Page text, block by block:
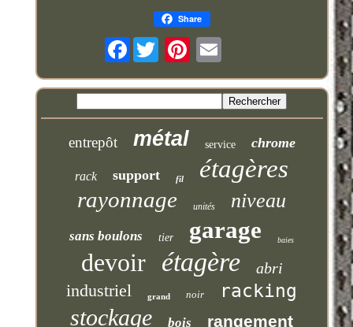
Share
Facebook
entrepôt métal service chrome
rack support fil étagères
rayonnage unités niveau
sans boulons tier garage baies
devoir étagère abri
industriel grand noir racking
stockage bois rangement